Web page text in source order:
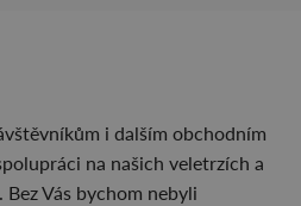
i dalším obchodním
na našich veletrzích a
Vás bychom nebyli